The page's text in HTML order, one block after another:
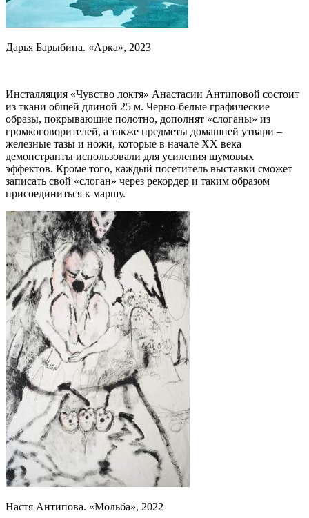
Дарья Барыбина. «Арка», 2023
Инсталляция «Чувство локтя» Анастасии Антиповой состоит
из ткани общей длиной 25 м. Черно-белые графические
образы, покрывающие полотно, дополнят «слоганы» из
громкоговорителей, а также предметы домашней утвари –
железные тазы и ножи, которые в начале XX века
демонстранты использовали для усиления шумовых
эффектов. Кроме того, каждый посетитель выставки сможет
записать свой «слоган» через рекордер и таким образом
присоединиться к маршу.
Настя Антипова. «Мольба», 2022